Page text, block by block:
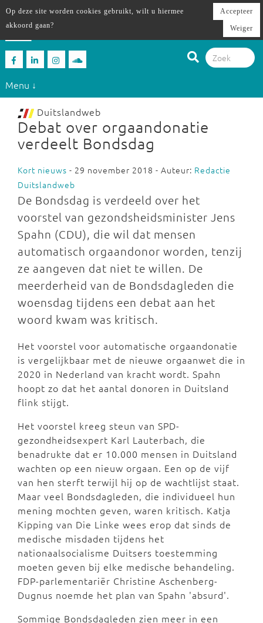
Menu ↓
Duitslandweb
Debat over orgaandonatie
verdeelt Bondsdag
Kort nieuws - 29 november 2018 - Auteur: Redactie
Duitslandweb
De Bondsdag is verdeeld over het
voorstel van gezondsheidsminister Jens
Spahn (CDU), die wil dat mensen
automatisch orgaandonor worden, tenzij
ze aangeven dat niet te willen. De
meerderheid van de Bondsdagleden die
woensdag tijdens een debat aan het
woord kwam was kritisch.
Het voorstel voor automatische orgaandonatie
is vergelijkbaar met de nieuwe orgaanwet die in
2020 in Nederland van kracht wordt. Spahn
hoopt zo dat het aantal donoren in Duitsland
flink stijgt.
Het voorstel kreeg steun van SPD-
gezondheidsexpert Karl Lauterbach, die
benadrukte dat er 10.000 mensen in Duitsland
wachten op een nieuw orgaan. Een op de vijf
van hen sterft terwijl hij op de wachtlijst staat.
Maar veel Bondsdagleden, die individueel hun
mening mochten geven, waren kritisch. Katja
Kipping van Die Linke wees erop dat sinds de
medische misdaden tijdens het
nationaalsocialisme Duitsers toestemming
moeten geven bij elke medische behandeling.
FDP-parlementariër Christine Aschenberg-
Dugnus noemde het plan van Spahn 'absurd'.
Sommige Bondsdagleden zien meer in een
Op deze site worden cookies gebruikt, wilt u hiermee
akkoord gaan?
Accepteer
Weiger